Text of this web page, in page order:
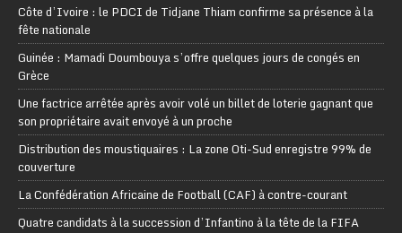
Côte d’Ivoire : le PDCI de Tidjane Thiam confirme sa présence à la
fête nationale
Guinée : Mamadi Doumbouya s’offre quelques jours de congés en
Grèce
Une factrice arrêtée après avoir volé un billet de loterie gagnant que
son propriétaire avait envoyé à un proche
Distribution des moustiquaires : La zone Oti-Sud enregistre 99% de
couverture
La Confédération Africaine de Football (CAF) à contre-courant
Quatre candidats à la succession d’Infantino à la tête de la FIFA